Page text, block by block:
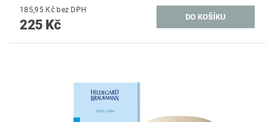
185,95 Kč bez DPH
225 Kč